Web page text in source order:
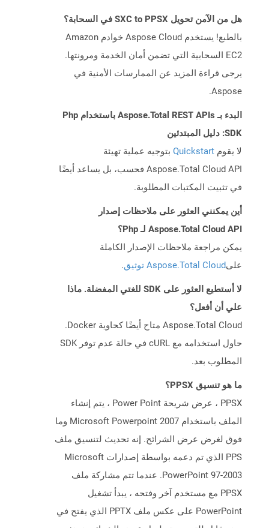
هل من الآمن تحويل SXC to PPSX في السحابة؟
بالطبع! يستخدم Aspose Cloud خوادم Amazon
EC2 السحابية التي تضمن أمان الخدمة ومرونتها.
يرجى قراءة المزيد عن الممارسات الأمنية في
Aspose.
البدء بـ Aspose.Total REST APIs باستخدام Php
SDK: دليل المبتدئين
لا يقوم Quickstart بتوجيه عملية تهيئة
Aspose.Total Cloud API فحسب، بل يساعد أيضًا
في تثبيت المكتبات المطلوبة.
أين يمكنني العثور على ملاحظات إصدار
Aspose.Total Cloud API لـ Php؟
يمكن مراجعة ملاحظات الإصدار الكاملة
علىAspose.Total Cloud توثيق .
لا أستطيع العثور على SDK للغتي المفضلة. ماذا
علي أن أفعل؟
Aspose.Total Cloud متاح أيضًا كحاوية Docker.
حاول استخدامه مع cURL في حالة عدم توفر SDK
المطلوب بعد.
ما هو تنسيق PPSX؟
PPSX ، عرض شريحة Power Point ، يتم إنشاء
الملف باستخدام Microsoft Powerpoint 2007 وما
فوق لغرض عرض الشرائح. إنه تحديث لتنسيق ملف
PPS الذي تم دعمه بواسطة إصدارات Microsoft
PowerPoint 97-2003. عندما تتم مشاركة ملف
PPSX مع مستخدم آخر وفتحه ، يبدأ تشغيل
PowerPoint على عكس ملف PPTX الذي يفتح في